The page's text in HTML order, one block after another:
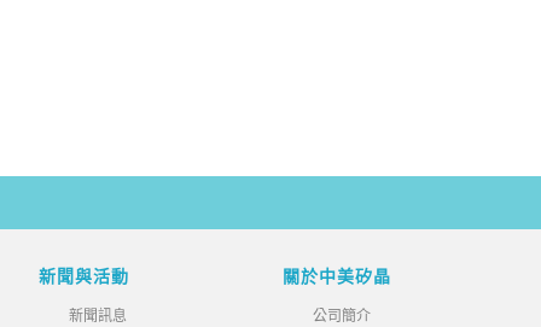
新聞與活動
新聞訊息
關於中美矽晶
公司簡介